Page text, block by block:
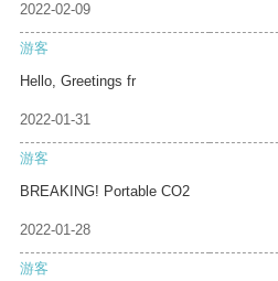
2022-02-09
游客
Hello, Greetings fr
2022-01-31
游客
BREAKING! Portable CO2
2022-01-28
游客